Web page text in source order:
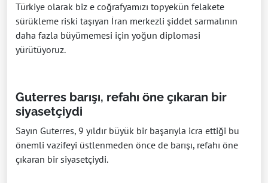
Türkiye olarak biz e coğrafyamızı topyekün felakete
sürükleme riski taşıyan İran merkezli şiddet sarmalının
daha fazla büyümemesi için yoğun diplomasi
yürütüyoruz.
Guterres barışı, refahı öne çıkaran bir
siyasetçiydi
Sayın Guterres, 9 yıldır büyük bir başarıyla icra ettiği bu
önemli vazifeyi üstlenmeden önce de barışı, refahı öne
çıkaran bir siyasetçiydi.